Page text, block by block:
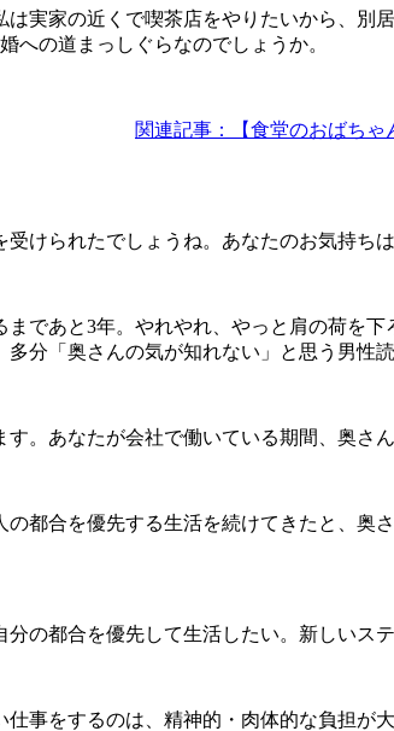
実家の近くで喫茶店をやりたいから、別
への道まっしぐらなのでしょうか。
関連記事：【食堂のおばち
けられたでしょうね。あなたのお気持ちは
であと3年。やれやれ、やっと肩の荷を
分「奥さんの気が知れない」と思う男性読
。あなたが会社で働いている期間、奥さ
都合を優先する生活を続けてきたと、奥
の都合を優先して生活したい。新しいス
事をするのは、精神的・肉体的な負担が